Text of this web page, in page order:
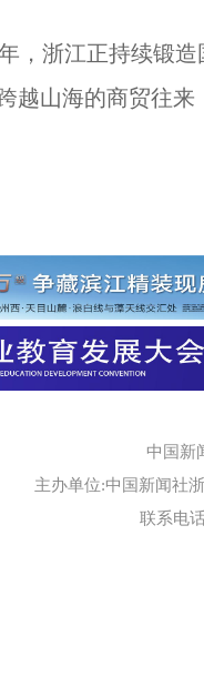
浙江正持续锻造
越山海的商贸往
中国新
主办单位:中国新闻社
联系电